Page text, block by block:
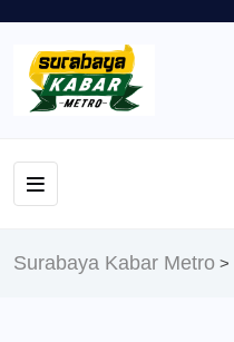
Surabaya Kabar Metro >